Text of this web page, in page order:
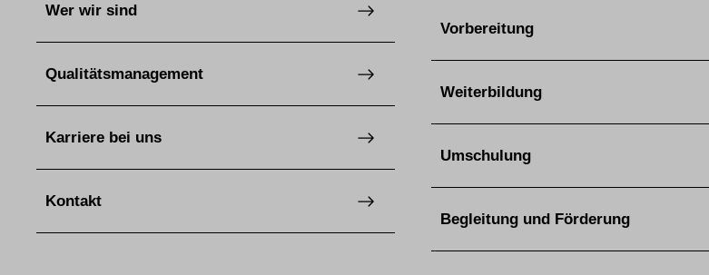
Wer wir sind
Qualitätsmanagement
Karriere bei uns
Kontakt
Vorbereitung
Weiterbildung
Umschulung
Begleitung und Förderung